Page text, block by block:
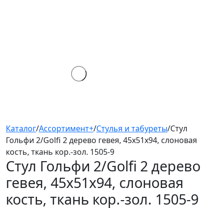
Каталог/Ассортимент+/Стулья и табуреты/Стул
Гольфи 2/Golfi 2 дерево гевея, 45х51х94, слоновая
кость, ткань кор.-зол. 1505-9
Стул Гольфи 2/Golfi 2 дерево
гевея, 45х51х94, слоновая
кость, ткань кор.-зол. 1505-9